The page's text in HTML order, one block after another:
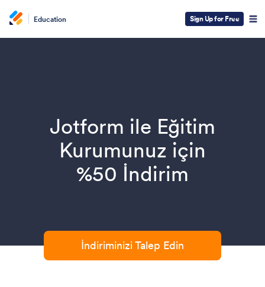
Education Sign Up for Free
Jotform ile Eğitim
Kurumunuz için
%50 İndirim
İndiriminizi Talep Edin